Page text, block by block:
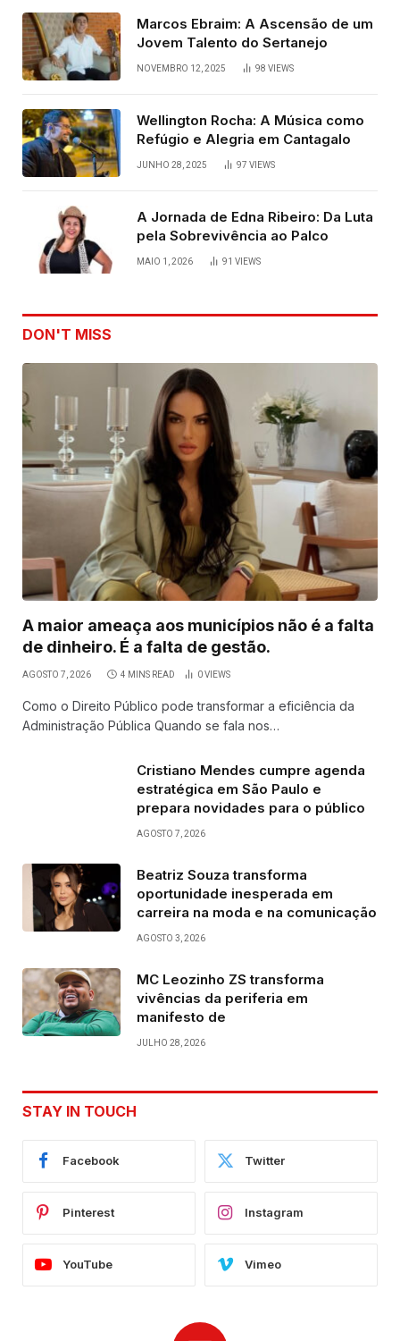
Marcos Ebraim: A Ascensão de um
Jovem Talento do Sertanejo
NOVEMBRO 12, 2025 98 VIEWS
Wellington Rocha: A Música como
Refúgio e Alegria em Cantagalo
JUNHO 28, 2025 97 VIEWS
A Jornada de Edna Ribeiro: Da Luta
pela Sobrevivência ao Palco
MAIO 1, 2026 91 VIEWS
DON'T MISS
A maior ameaça aos municípios não é a falta
de dinheiro. É a falta de gestão.
AGOSTO 7, 2026 4 MINS READ 0VIEWS
Como o Direito Público pode transformar a eficiência da
Administração Pública Quando se fala nos…
Cristiano Mendes cumpre agenda
estratégica em São Paulo e
prepara novidades para o público
AGOSTO 7, 2026
Beatriz Souza transforma
oportunidade inesperada em
carreira na moda e na comunicação
AGOSTO 3, 2026
MC Leozinho ZS transforma
vivências da periferia em
manifesto de
JULHO 28, 2026
STAY IN TOUCH
Facebook Twitter
Pinterest Instagram
YouTube Vimeo